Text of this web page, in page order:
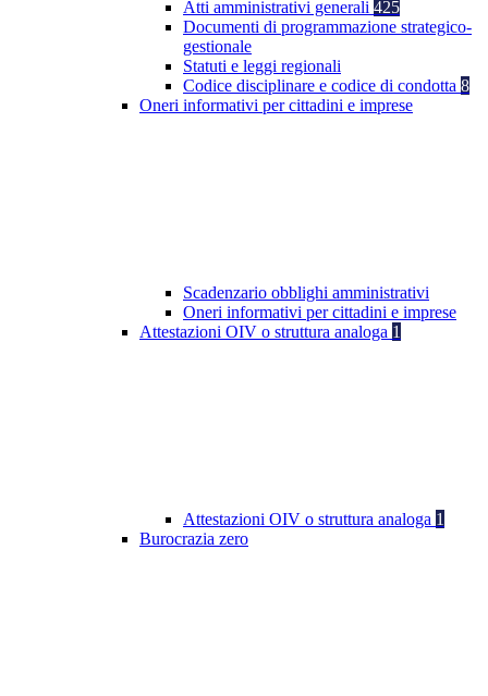
Atti amministrativi generali 425
Documenti di programmazione strategico-
gestionale
Statuti e leggi regionali
Codice disciplinare e codice di condotta 8
Oneri informativi per cittadini e imprese
Scadenzario obblighi amministrativi
Oneri informativi per cittadini e imprese
Attestazioni OIV o struttura analoga 1
Attestazioni OIV o struttura analoga 1
Burocrazia zero